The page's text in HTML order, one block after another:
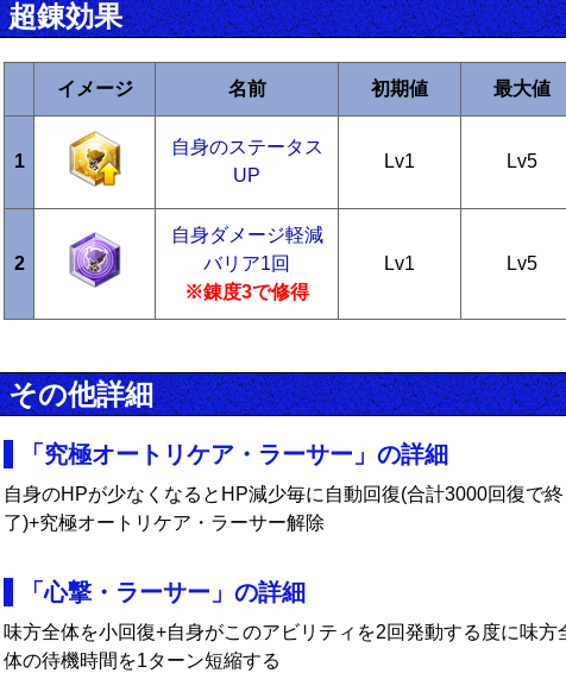
超錬効果
イメージ 名前 初期値 最大値
1
自身のステータス
UP
Lv1 Lv5
2
自身ダメージ軽減
バリア1回
※錬度3で修得
Lv1 Lv5
その他詳細
「究極オートリケア・ラーサー」の詳細
自身のHPが少なくなるとHP減少毎に自動回復(合計3000回復で終
了)+究極オートリケア・ラーサー解除
「心撃・ラーサー」の詳細
味方全体を小回復+自身がこのアビリティを2回発動する度に味方
体の待機時間を1ターン短縮する